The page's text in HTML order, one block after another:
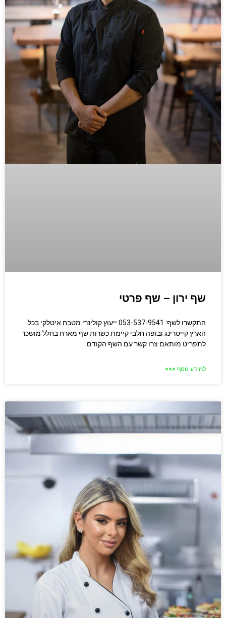
שף ירון – שף פרטי
התקשרו לשף: 053-537-9541 ייעוץ קולינרי מטבח איטלקי בכל
הארץ קייטרינג ובופה חלבי קיימת כשרות שף מארח בחלל מושכר
לתפריט מותאם צרו קשר עם השף הקודם
למידע נוסף >>>